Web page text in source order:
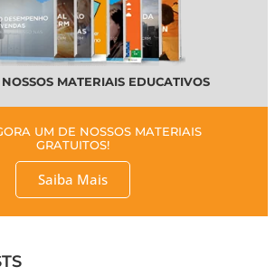
MATERIAIS EDUCATIVOS
UM DE NOSSOS MATERIAIS
GRATUITOS!
Saiba Mais